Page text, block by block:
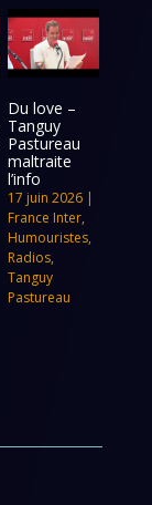
Du love –
Tanguy
Pastureau
maltraite
l’info
17 juin 2026 |
France Inter,
Humouristes,
Radios,
Tanguy
Pastureau